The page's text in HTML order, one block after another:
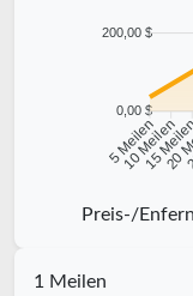
200,00 $
0,00 $
5 Meilen
10 Meilen
1520
Preis-/
1 Meilen